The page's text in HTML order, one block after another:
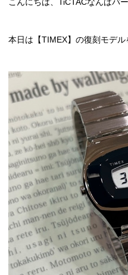
本日は【TIMEX】の復刻モデル